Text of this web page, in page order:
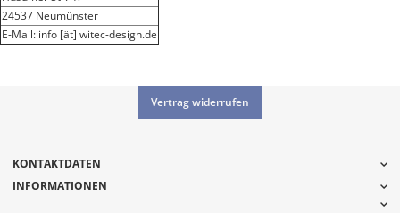
24537 Neumünster
E-Mail: info [ät] witec-design.de
Vertrag widerrufen
KONTAKTDATEN
INFORMATIONEN